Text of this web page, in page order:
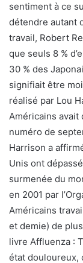
sentiment à ce
détendre autant
travail, Robert
que seuls 8 %
30 % des
signifiait être
réalisé par Lou
Américains avait
numéro de
Harrison a
Unis ont
surmenée du
en 2001 par
Américains
et demie) de
livre Affluenza :
état douloureux,